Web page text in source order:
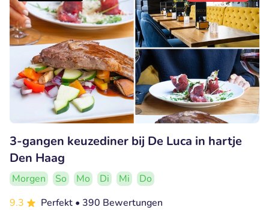
3-gangen keuzediner bij De Luca in hartje
Den Haag
Morgen So Mo Di Mi
Do
9.3
Perfekt • 390 Bewertungen